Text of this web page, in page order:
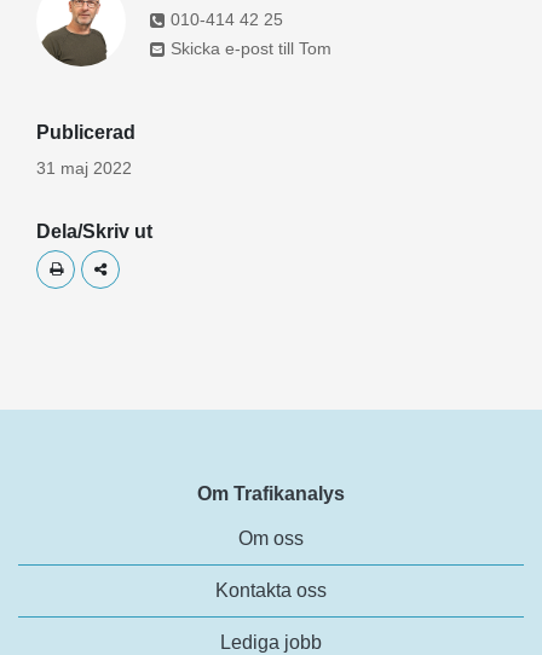
010-414 42 25
Skicka e-post till Tom
Publicerad
31 maj 2022
Dela/Skriv ut
Skriv utDela
Om Trafikanalys
Om oss
Kontakta oss
Lediga jobb